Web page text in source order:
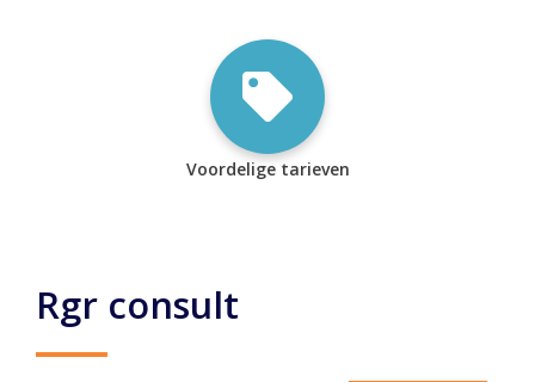
Voordelige tarieven
Rgr consult